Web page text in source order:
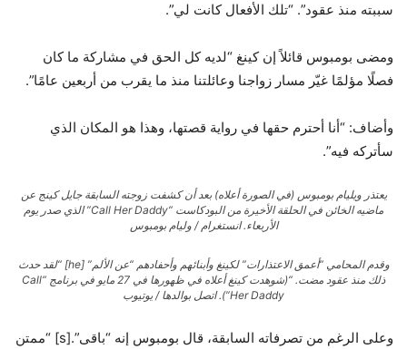
سببته منذ عقود”. “تلك الأفعال كانت لي”.
ومضى بومبوس قائلاً إن كينغ “لديه كل الحق في مشاركة ما كان
فصلًا مؤلمًا غيّر مسار زواجنا وعائلتنا منذ ما يقرب من أربعين عامًا”.
وأضاف: “أنا أحترم حقها في رواية قصتها، وهذا هو المكان الذي
سأتركه فيه”.
يعتذر ويليام بومبوس (في الصورة أعلاه) بعد أن كشفت زوجته السابقة جايل كينج عن
ماضيه الخائن في الحلقة الأخيرة من البودكاست “Call Her Daddy” الذي صدر يوم
الأربعاء.انستغرام / وليام بومبوس
وقدم المحامي “أعمق الاعتذارات” لكينغ وأبنائهم وأحفادهم “عن الألم” [he] “لقد حدث
ذلك منذ عقود مضت. “(شوهدت كينغ أعلاه في ظهورها في 27 مايو في برنامج “Call
Her Daddy”).
اتصل بوالدها / يوتيوب
وعلى الرغم من تصرفاته السابقة، قال بومبوس إنه “باقى”.[s] “ممتن